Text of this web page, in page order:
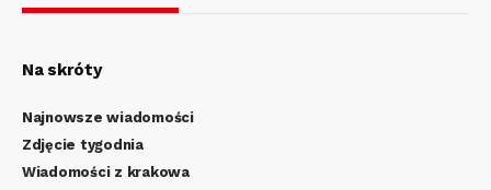
Na skróty
Najnowsze wiadomości
Zdjęcie tygodnia
Wiadomości z krakowa